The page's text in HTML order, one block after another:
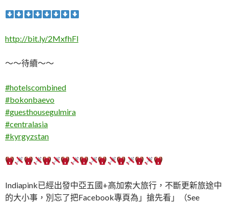
http://bit.ly/2MxfhFl
～～待續～～
#hotelscombined
#bokonbaevo
#guesthousegulmira
#centralasia
#kyrgyzstan
Indiapink已經出發中亞五國+高加索大旅行，不斷更新旅途中
的大小事，別忘了把Facebook專頁為」搶先看」（See